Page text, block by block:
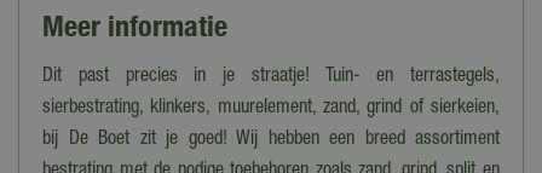
60x60 cm
Lengte (cm)
60 cm
Breedte (cm)
kosten.
Kies je ervoor om de bestelling op te halen in ons magazijn/onze
winkel dan kan dat tot 16:30 uur. Wij laten je dan vooraf weten
wanneer en waar de bestelling precies klaarstaat.
Meer informatie
Dit past precies in je straatje! Tuin- en terrastegels,
sierbestrating, klinkers, muurelement, zand, grind of sierkeien,
bij De Boet zit je goed! Wij hebben een breed assortiment